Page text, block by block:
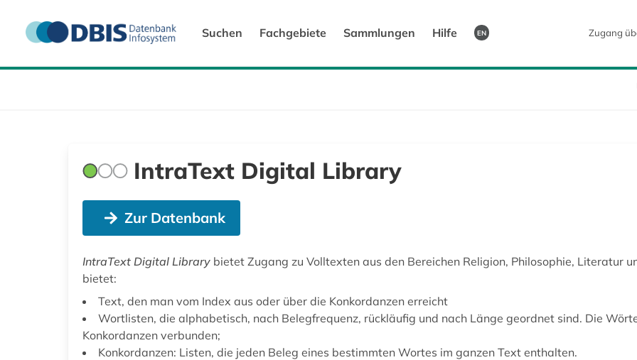
Suchen Fachgebiete Sammlungen Hilfe EN
Zugang
IntraText Digital Library
Zur Datenbank
IntraText Digital Library bietet Zugang zu Volltexten aus den Bereichen Religion, Philosophie, Literatur
bietet:
Text, den man vom Index aus oder über die Konkordanzen erreicht
Wortlisten, die alphabetisch, nach Belegfrequenz, rückläufig und nach Länge geordnet sind. Die
Konkordanzen verbunden;
Konkordanzen: Listen, die jeden Beleg eines bestimmten Wortes im ganzen Text enthalten.